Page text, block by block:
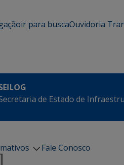
ir para buscaOuvidoria
de Estado de
Fale Conosco